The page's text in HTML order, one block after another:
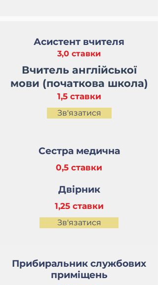
Асистент вчителя
3,0 ставки
Вчитель англійської
мови (початкова школа)
1,5 ставки
Зв'язатися
Сестра медична
0,5 ставки
Двірник
1,25 ставки
Зв'язатися
Прибиральник службових
приміщень